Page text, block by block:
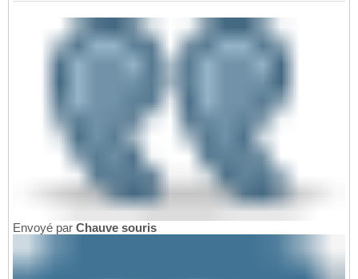
Envoyé par Chauve souris